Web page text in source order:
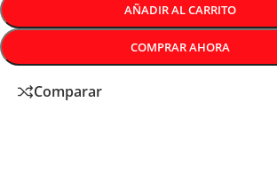
AÑADIR AL CARRITO
COMPRAR AHORA
Comparar